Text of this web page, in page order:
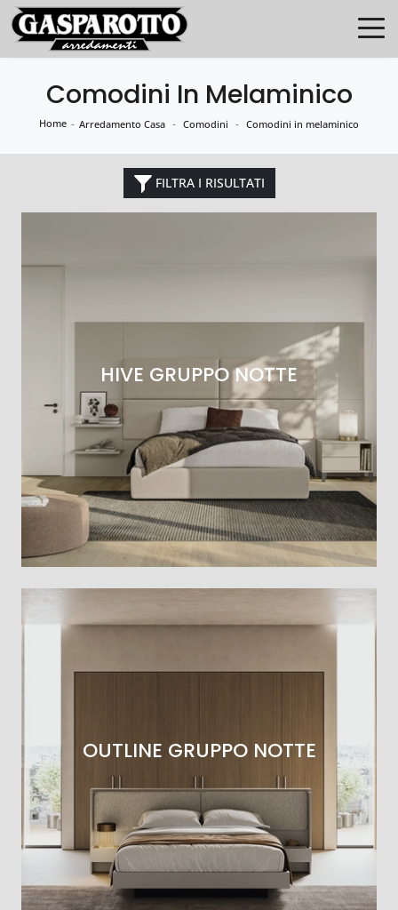
Comodini In Melaminico
Home - Arredamento Casa - Comodini - Comodini in melaminico
FILTRA I RISULTATI
HIVE GRUPPO NOTTE
OUTLINE GRUPPO NOTTE